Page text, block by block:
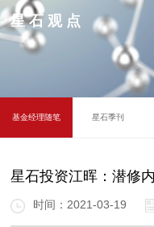
星石观点
基金经理随笔 星石季刊
星石投资江晖：潜修
时间：2021-03-19